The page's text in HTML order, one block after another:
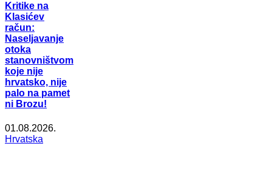
Kritike na
Klasićev
račun:
Naseljavanje
otoka
stanovništvom
koje nije
hrvatsko, nije
palo na pamet
ni Brozu!
01.08.2026.
Hrvatska